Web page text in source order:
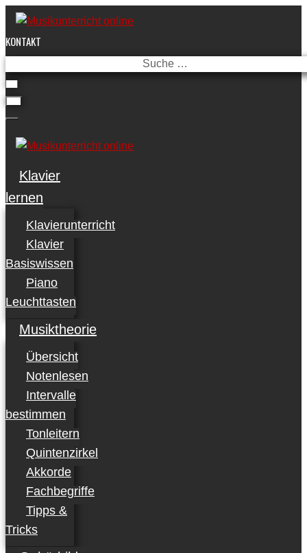
Skip
content
KONTAKT
…
Klavier
lernen
Klavierunterricht
Klavier
Basiswissen
Piano
Leuchttasten
Musiktheorie
Übersicht
Notenlesen
Intervalle
bestimmen
Tonleitern
Quintenzirkel
Akkorde
Fachbegriffe
Tipps &
Tricks